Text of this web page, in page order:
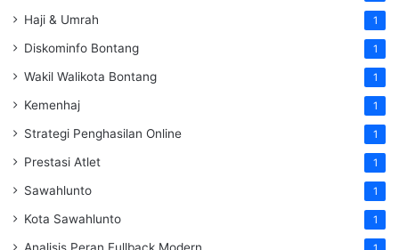
Haji & Umrah 1
Diskominfo Bontang 1
Wakil Walikota Bontang 1
Kemenhaj 1
Strategi Penghasilan Online 1
Prestasi Atlet 1
Sawahlunto 1
Kota Sawahlunto 1